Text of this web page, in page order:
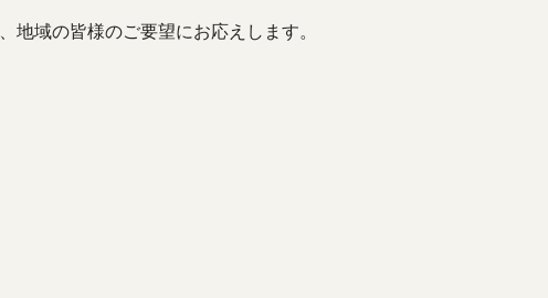
地域の皆様のご要望にお応えします。